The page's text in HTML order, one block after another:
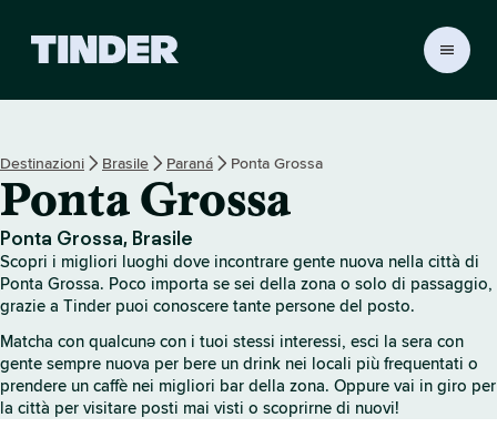
i
T
i
n
d
e
r
Destinazioni Brasile Paraná Ponta Grossa
Ponta Grossa
Ponta Grossa, Brasile
Scopri i migliori luoghi dove incontrare gente nuova nella città di
Ponta Grossa. Poco importa se sei della zona o solo di passaggio,
grazie a Tinder puoi conoscere tante persone del posto.
Matcha con qualcunə con i tuoi stessi interessi, esci la sera con
gente sempre nuova per bere un drink nei locali più frequentati o
prendere un caffè nei migliori bar della zona. Oppure vai in giro per
la città per visitare posti mai visti o scoprirne di nuovi!